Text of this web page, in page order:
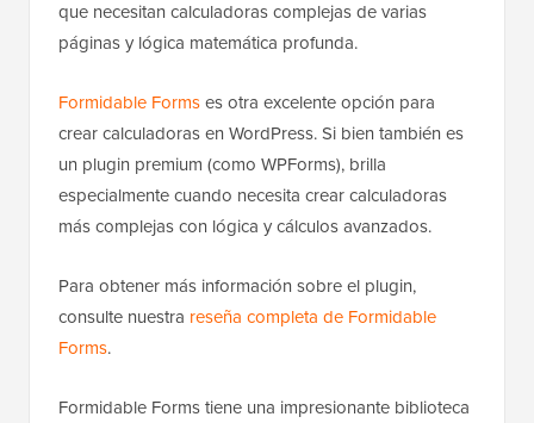
que necesitan calculadoras complejas de varias
páginas y lógica matemática profunda.
Formidable Formses otra excelente opción para
crear calculadoras en WordPress. Si bien también es
un plugin premium (como WPForms), brilla
especialmente cuando necesita crear calculadoras
más complejas con lógica y cálculos avanzados.
Para obtener más información sobre el plugin,
consulte nuestra reseña completa de Formidable
Forms.
Formidable Forms tiene una impresionante biblioteca